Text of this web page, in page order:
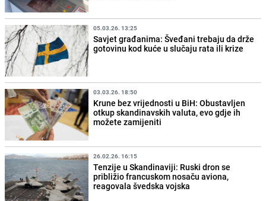
05.03.26. 13:25
Savjet građanima: Šveđani trebaju da drže
gotovinu kod kuće u slučaju rata ili krize
03.03.26. 18:50
Krune bez vrijednosti u BiH: Obustavljen
otkup skandinavskih valuta, evo gdje ih
možete zamijeniti
26.02.26. 16:15
Tenzije u Skandinaviji: Ruski dron se
približio francuskom nosaču aviona,
reagovala švedska vojska